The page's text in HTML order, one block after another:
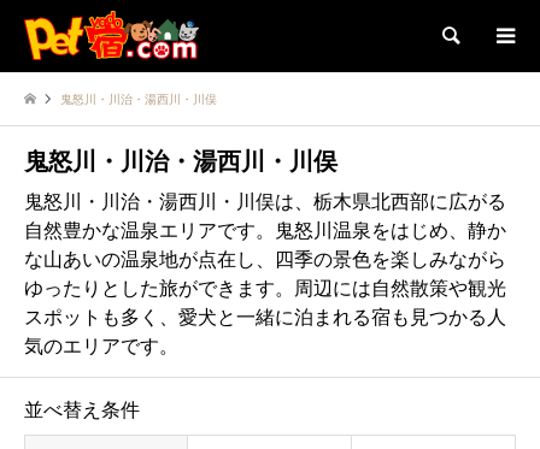
検索
鬼怒川・川治・湯西川・川俣
鬼怒川・川治・湯西川・川俣
鬼怒川・川治・湯西川・川俣は、栃木県北西部に広がる
自然豊かな温泉エリアです。鬼怒川温泉をはじめ、静か
な山あいの温泉地が点在し、四季の景色を楽しみながら
ゆったりとした旅ができます。周辺には自然散策や観光
スポットも多く、愛犬と一緒に泊まれる宿も見つかる人
気のエリアです。
並べ替え条件